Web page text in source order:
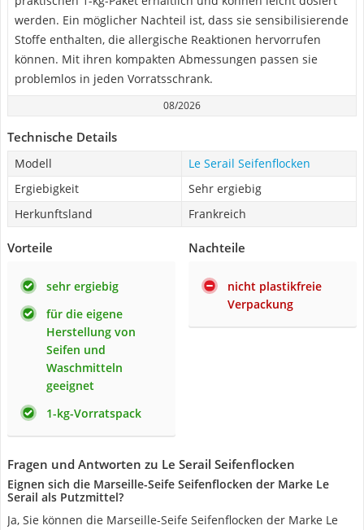
werden. Ein möglicher Nachteil ist, dass sie sensibilisierende
Stoffe enthalten, die allergische Reaktionen hervorrufen
können. Mit ihren kompakten Abmessungen passen sie
problemlos in jeden Vorratsschrank.
08/2026
Technische Details
Modell
Le Serail Seifenflocken
Ergiebigkeit
Sehr ergiebig
Herkunftsland
Frankreich
Vorteile
sehr ergiebig
für die eigene
Herstellung von
Seifen und
Waschmitteln
geeignet
1-kg-Vorratspack
Nachteile
nicht plastikfreie
Verpackung
Fragen und Antworten zu Le Serail Seifenflocken
Eignen sich die Marseille-Seife Seifenflocken der Marke Le
Serail als Putzmittel?
Ja, Sie können die Marseille-Seife Seifenflocken der Marke Le